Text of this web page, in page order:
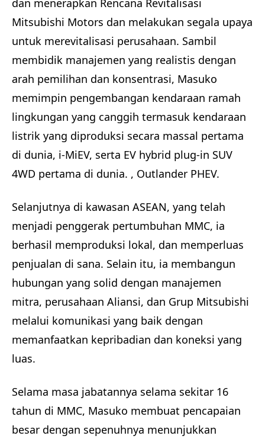
dan menerapkan Rencana Revitalisasi
Mitsubishi Motors dan melakukan segala upaya
untuk merevitalisasi perusahaan. Sambil
membidik manajemen yang realistis dengan
arah pemilihan dan konsentrasi, Masuko
memimpin pengembangan kendaraan ramah
lingkungan yang canggih termasuk kendaraan
listrik yang diproduksi secara massal pertama
di dunia, i-MiEV, serta EV hybrid plug-in SUV
4WD pertama di dunia. , Outlander PHEV.
Selanjutnya di kawasan ASEAN, yang telah
menjadi penggerak pertumbuhan MMC, ia
berhasil memproduksi lokal, dan memperluas
penjualan di sana. Selain itu, ia membangun
hubungan yang solid dengan manajemen
mitra, perusahaan Aliansi, dan Grup Mitsubishi
melalui komunikasi yang baik dengan
memanfaatkan kepribadian dan koneksi yang
luas.
Selama masa jabatannya selama sekitar 16
tahun di MMC, Masuko membuat pencapaian
besar dengan sepenuhnya menunjukkan